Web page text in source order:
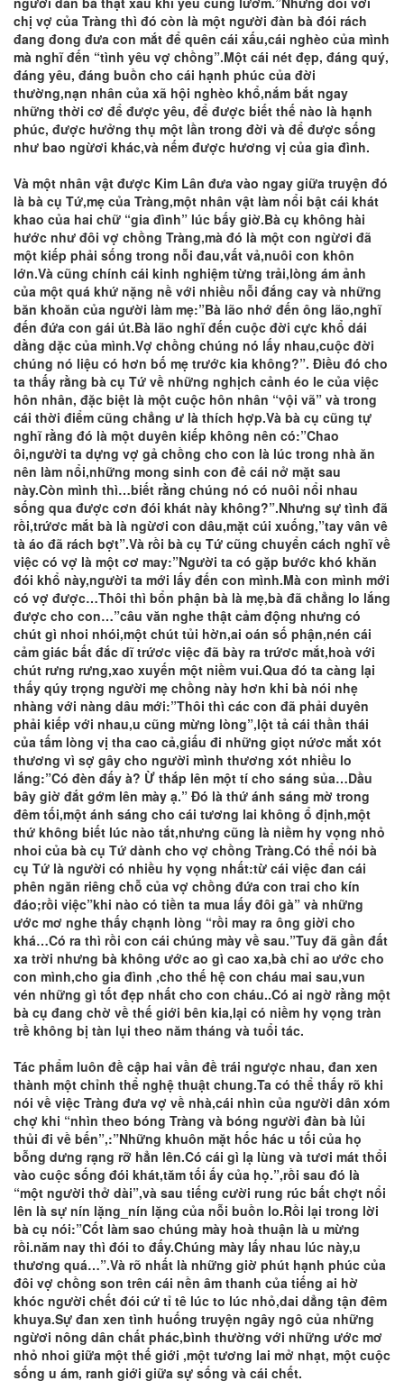
chị vợ của Tràng thì đó còn là một người đàn bà đói rách
đang đong đưa con mắt để quên cái xấu,cái nghèo của mình
mà nghĩ đến “tình yêu vợ chồng”.Một cái nét đẹp, đáng quý,
đáng yêu, đáng buồn cho cái hạnh phúc của đời
thường,nạn nhân của xã hội nghèo khổ,nắm bắt ngay
những thời cơ để được yêu, để được biết thế nào là hạnh
phúc, được hưởng thụ một lần trong đời và để được sống
như bao ngừơi khác,và nếm được hương vị của gia đình.
Và một nhân vật được Kim Lân đưa vào ngay giữa truyện đó
là bà cụ Tứ,mẹ của Tràng,một nhân vật làm nổi bật cái khát
khao của hai chữ “gia đình” lúc bấy giờ.Bà cụ không hài
hước như đôi vợ chồng Tràng,mà đó là một con ngừơi đã
một kiếp phải sống trong nỗi đau,vất vả,nuôi con khôn
lớn.Và cũng chính cái kinh nghiệm từng trải,lòng ám ảnh
của một quá khứ nặng nề với nhiều nỗi đắng cay và những
băn khoăn của người làm mẹ:”Bà lão nhớ đến ông lão,nghĩ
đến đứa con gái út.Bà lão nghĩ đến cuộc đời cực khổ dái
dằng dặc của mình.Vợ chồng chúng nó lấy nhau,cuộc đời
chúng nó liệu có hơn bố mẹ trước kia không?”. Điều đó cho
ta thấy rằng bà cụ Tứ về những nghịch cảnh éo le của việc
hôn nhân, đặc biệt là một cuộc hôn nhân “vội vã” và trong
cái thời điểm cũng chẳng ư là thích hợp.Và bà cụ cũng tự
nghĩ rằng đó là một duyên kiếp không nên có:”Chao
ôi,người ta dựng vợ gả chồng cho con là lúc trong nhà ăn
nên làm nổi,những mong sinh con đẻ cái nở mặt sau
này.Còn mình thì…biết rằng chúng nó có nuôi nổi nhau
sống qua được cơn đói khát này không?”.Nhưng sự tình đã
rồi,trứơc mắt bà là ngừơi con dâu,mặt cúi xuống,”tay vân vê
tà áo đã rách bợt”.Và rồi bà cụ Tứ cũng chuyển cách nghĩ về
việc có vợ là một cơ may:”Người ta có gặp bước khó khăn
đói khổ này,người ta mới lấy đến con mình.Mà con mình mới
có vợ được…Thôi thì bổn phận bà là mẹ,bà đã chẳng lo lắng
được cho con…”câu văn nghe thật cảm động nhưng có
chút gì nhoi nhói,một chút tủi hờn,ai oán số phận,nén cái
cảm giác bất đắc dĩ trứơc việc đã bày ra trứơc mắt,hoà với
chút rưng rưng,xao xuyến một niềm vui.Qua đó ta càng lại
thấy qúy trọng người mẹ chồng này hơn khi bà nói nhẹ
nhàng với nàng dâu mới:”Thôi thì các con đã phải duyên
phải kiếp với nhau,u cũng mừng lòng”,lột tả cái thần thái
của tấm lòng vị tha cao cả,giấu đi những giọt nứơc mắt xót
thương vì sợ gây cho người mình thương xót nhiều lo
lắng:”Có đèn đấy à? Ừ thắp lên một tí cho sáng sủa…Dầu
bây giờ đắt gớm lên mày ạ.” Đó là thứ ánh sáng mờ trong
đêm tối,một ánh sáng cho cái tương lai không ổ định,một
thứ không biết lúc nào tắt,nhưng cũng là niềm hy vọng nhỏ
nhoi của bà cụ Tứ dành cho vợ chồng Tràng.Có thể nói bà
cụ Tứ là người có nhiều hy vọng nhất:từ cái việc đan cái
phên ngăn riêng chỗ của vợ chồng đứa con trai cho kín
đáo;rồi việc”khi nào có tiền ta mua lấy đôi gà” và những
ước mơ nghe thấy chạnh lòng “rồi may ra ông giời cho
khá…Có ra thì rồi con cái chúng mày về sau.”Tuy đã gần đất
xa trời nhưng bà không ước ao gì cao xa,bà chỉ ao ước cho
con mình,cho gia đình ,cho thế hệ con cháu mai sau,vun
vén những gì tốt đẹp nhất cho con cháu..Có ai ngờ rằng một
bà cụ đang chờ về thế giới bên kia,lại có niềm hy vọng tràn
trề không bị tàn lụi theo năm tháng và tuổi tác.
Tác phẩm luôn đề cập hai vần đề trái ngược nhau, đan xen
thành một chỉnh thể nghệ thuật chung.Ta có thể thấy rõ khi
nói về việc Tràng đưa vợ về nhà,cái nhìn của người dân xóm
chợ khi “nhìn theo bóng Tràng và bóng người đàn bà lủi
thủi đi về bến”,:”Những khuôn mặt hốc hác u tối của họ
bỗng dưng rạng rỡ hẳn lên.Có cái gì lạ lùng và tươi mát thổi
vào cuộc sống đói khát,tăm tối ấy của họ.”,rồi sau đó là
“một người thở dài”,và sau tiếng cười rung rúc bất chợt nổi
lên là sự nín lặng_nín lặng của nỗi buồn lo.Rồi lại trong lời
bà cụ nói:”Cốt làm sao chúng mày hoà thuận là u mừng
rồi.năm nay thì đói to đấy.Chúng mày lấy nhau lúc này,u
thương quá…”.Và rõ nhất là những giờ phút hạnh phúc của
đôi vợ chồng son trên cái nền âm thanh của tiếng ai hờ
khóc người chết đói cứ tỉ tê lúc to lúc nhỏ,dai dẳng tận đêm
khuya.Sự đan xen tình huống truyện ngây ngô của những
ngừơi nông dân chất phác,bình thường với những ước mơ
nhỏ nhoi giữa một thế giới ,một tương lai mở nhạt, một cuộc
sống u ám, ranh giới giữa sự sống và cái chết.